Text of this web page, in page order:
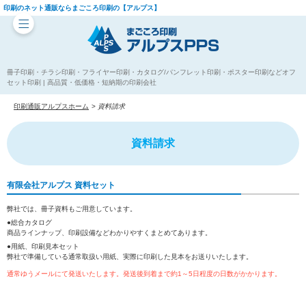
印刷のネット通販ならまごころ印刷の【アルプス】
冊子印刷・チラシ印刷・フライヤー印刷・カタログ/パンフレット印刷・ポスター印刷などオフ
セット印刷 | 高品質・低価格・短納期の印刷会社
印刷通販アルプスホーム 資料請求
資料請求
有限会社アルプス 資料セット
弊社では、冊子資料もご用意しています。
●総合カタログ
商品ラインナップ、印刷設備などわかりやすくまとめてあります。
●用紙、印刷見本セット
弊社で準備している通常取扱い用紙、実際に印刷した見本をお送りいたします。
通常ゆうメールにて発送いたします。発送後到着まで約1～5日程度の日数がかかります。